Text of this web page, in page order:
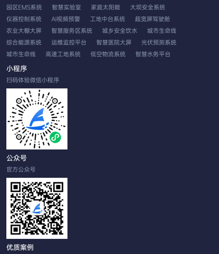
园区EMS系统
智慧实验室 家庭太阳能
大坝安全系统
仪器控制系统
AI视频预警 工地中台系统
超宽屏驾驶舱
农业大棚大屏
智慧服务区系统 城乡安全饮水
城市生命线
综合能源系统
运维监控平台 智慧医院大屏
光伏预测系统
城市生命线
高速工地系统 低空物流系统
智慧水务平台
EMS智慧云平台
无人机车载巡检
工业视觉分析
小程序
扫码体验微信小程序
公众号
官方公众号
优质案例